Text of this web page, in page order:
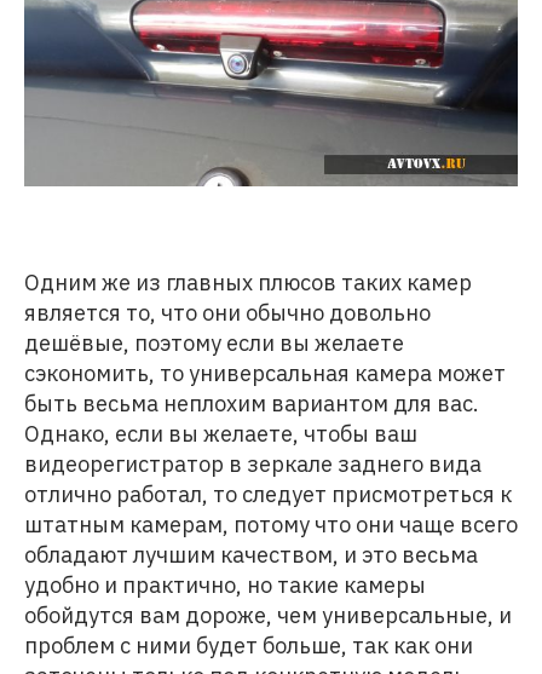
Одним же из главных плюсов таких камер
является то, что они обычно довольно
дешёвые, поэтому если вы желаете
сэкономить, то универсальная камера может
быть весьма неплохим вариантом для вас.
Однако, если вы желаете, чтобы ваш
видеорегистратор в зеркале заднего вида
отлично работал, то следует присмотреться к
штатным камерам, потому что они чаще всего
обладают лучшим качеством, и это весьма
удобно и практично, но такие камеры
обойдутся вам дороже, чем универсальные, и
проблем с ними будет больше, так как они